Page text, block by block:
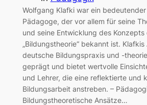
Wolfgang Klafki war ein
Pädagoge, der vor allem für seine
und seine Entwicklung des Konzepts
„Bildungstheorie“ bekannt ist.
deutsche Bildungspraxis und -
geprägt und bietet wertvolle
und Lehrer, die eine reflektierte und
Bildungsarbeit anstreben. –
Bildungstheoretische Ansätze…